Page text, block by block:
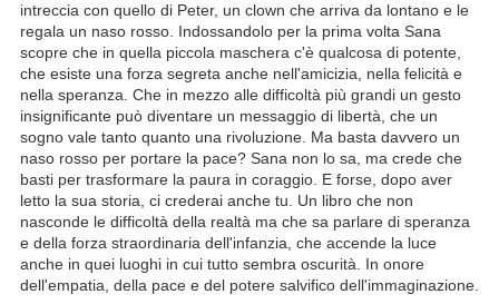
intreccia con quello di Peter, un clown che arriva da lontano e le
regala un naso rosso. Indossandolo per la prima volta Sana
scopre che in quella piccola maschera c'è qualcosa di potente,
che esiste una forza segreta anche nell'amicizia, nella felicità e
nella speranza. Che in mezzo alle difficoltà più grandi un gesto
insignificante può diventare un messaggio di libertà, che un
sogno vale tanto quanto una rivoluzione. Ma basta davvero un
naso rosso per portare la pace? Sana non lo sa, ma crede che
basti per trasformare la paura in coraggio. E forse, dopo aver
letto la sua storia, ci crederai anche tu. Un libro che non
nasconde le difficoltà della realtà ma che sa parlare di speranza
e della forza straordinaria dell'infanzia, che accende la luce
anche in quei luoghi in cui tutto sembra oscurità. In onore
dell'empatia, della pace e del potere salvifico dell'immaginazione.